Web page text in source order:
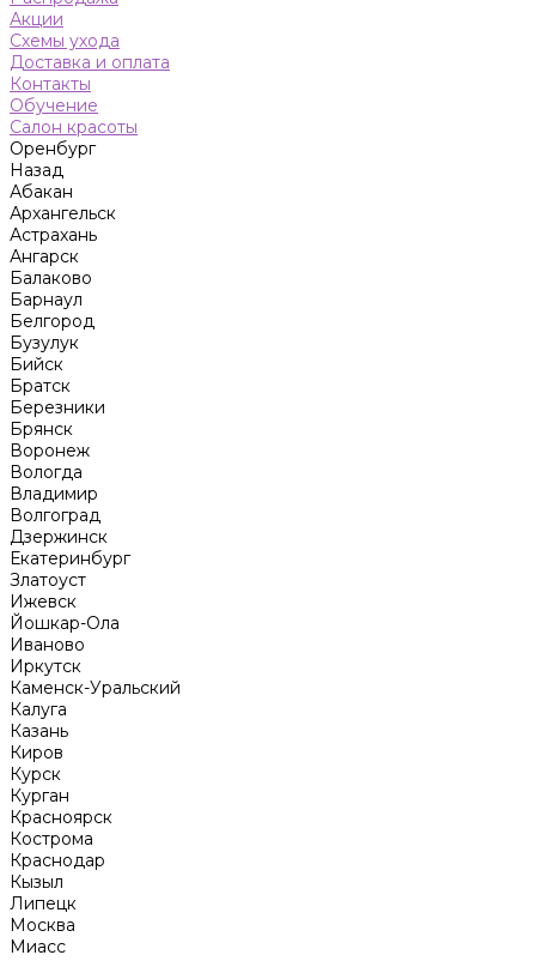
Акции
Схемы ухода
Доставка и оплата
Контакты
Обучение
Салон красоты
Оренбург
Назад
Абакан
Архангельск
Астрахань
Ангарск
Балаково
Барнаул
Белгород
Бузулук
Бийск
Братск
Березники
Брянск
Воронеж
Вологда
Владимир
Волгоград
Дзержинск
Екатеринбург
Златоуст
Ижевск
Йошкар-Ола
Иваново
Иркутск
Каменск-Уральский
Калуга
Казань
Киров
Курск
Курган
Красноярск
Кострома
Краснодар
Кызыл
Липецк
Москва
Миасс